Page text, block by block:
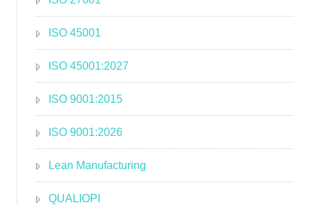
ISO 45001
ISO 45001:2027
ISO 9001:2015
ISO 9001:2026
Lean Manufacturing
QUALIOPI